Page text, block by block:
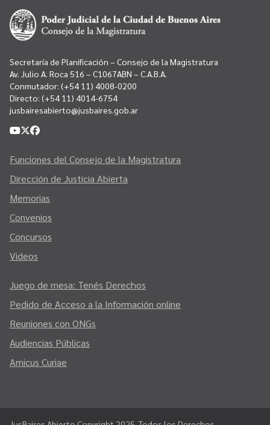
Secretaría de Planificación – Consejo de la Magistratura
Av. Julio A. Roca 516 – C1067ABN – C.A.B.A.
Conmutador: (+54 11) 4008-0200
Directo: (+54 11) 4014-6754
jusbairesabierto@jusbaires.gob.ar
Funciones del Consejo de la Magistratura
Dirección de Justicia Abierta
Memorias
Convenios
Concursos
Videos
Juego de mesa: Tenés Derechos
Pedido de Acceso a la Información online
Reuniones con ONGs
Audiencias Públicas
Amicus Curiae